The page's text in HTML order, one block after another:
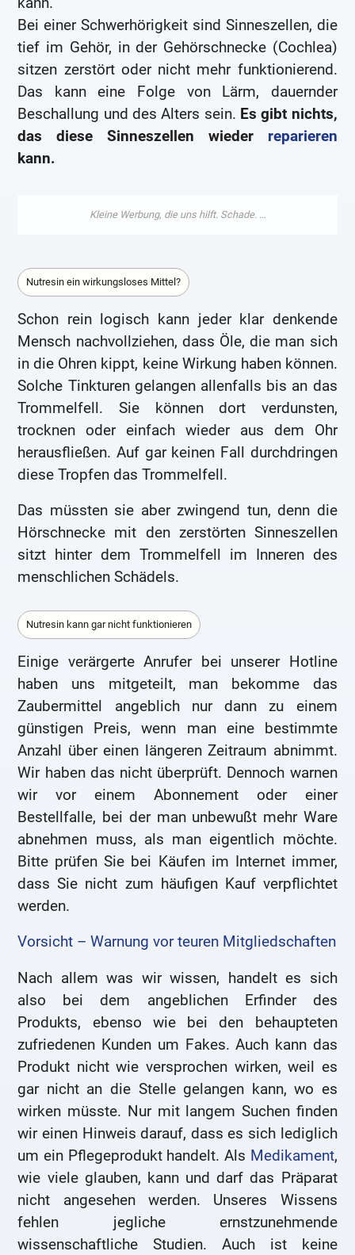
Bei einer Schwerhörigkeit sind Sinneszellen, die
tief im Gehör, in der Gehörschnecke (Cochlea)
sitzen zerstört oder nicht mehr funktionierend.
Das kann eine Folge von Lärm, dauernder
Beschallung und des Alters sein. Es gibt nichts,
das diese Sinneszellen wieder reparieren
kann.
Nutresin ein wirkungsloses Mittel?
Schon rein logisch kann jeder klar denkende
Mensch nachvollziehen, dass Öle, die man sich
in die Ohren kippt, keine Wirkung haben können.
Solche Tinkturen gelangen allenfalls bis an das
Trommelfell. Sie können dort verdunsten,
trocknen oder einfach wieder aus dem Ohr
herausfließen. Auf gar keinen Fall durchdringen
diese Tropfen das Trommelfell.
Das müssten sie aber zwingend tun, denn die
Hörschnecke mit den zerstörten Sinneszellen
sitzt hinter dem Trommelfell im Inneren des
menschlichen Schädels.
Nutresin kann gar nicht funktionieren
Einige verärgerte Anrufer bei unserer Hotline
haben uns mitgeteilt, man bekomme das
Zaubermittel angeblich nur dann zu einem
günstigen Preis, wenn man eine bestimmte
Anzahl über einen längeren Zeitraum abnimmt.
Wir haben das nicht überprüft. Dennoch warnen
wir vor einem Abonnement oder einer
Bestellfalle, bei der man unbewußt mehr Ware
abnehmen muss, als man eigentlich möchte.
Bitte prüfen Sie bei Käufen im Internet immer,
dass Sie nicht zum häufigen Kauf verpflichtet
werden.
Vorsicht – Warnung vor teuren Mitgliedschaften
Nach allem was wir wissen, handelt es sich
also bei dem angeblichen Erfinder des
Produkts, ebenso wie bei den behaupteten
zufriedenen Kunden um Fakes. Auch kann das
Produkt nicht wie versprochen wirken, weil es
gar nicht an die Stelle gelangen kann, wo es
wirken müsste. Nur mit langem Suchen finden
wir einen Hinweis darauf, dass es sich lediglich
um ein Pflegeprodukt handelt. Als Medikament,
wie viele glauben, kann und darf das Präparat
nicht angesehen werden. Unseres Wissens
fehlen jegliche ernstzunehmende
wissenschaftliche Studien. Auch ist keine